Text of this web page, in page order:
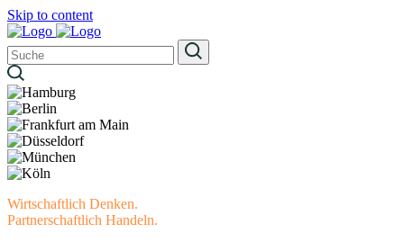
Skip to content
Wirtschaftlich Denken.
Partnerschaftlich Handeln.